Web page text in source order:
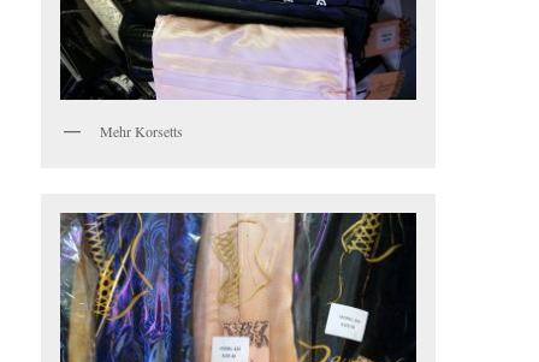
Mehr Korsetts